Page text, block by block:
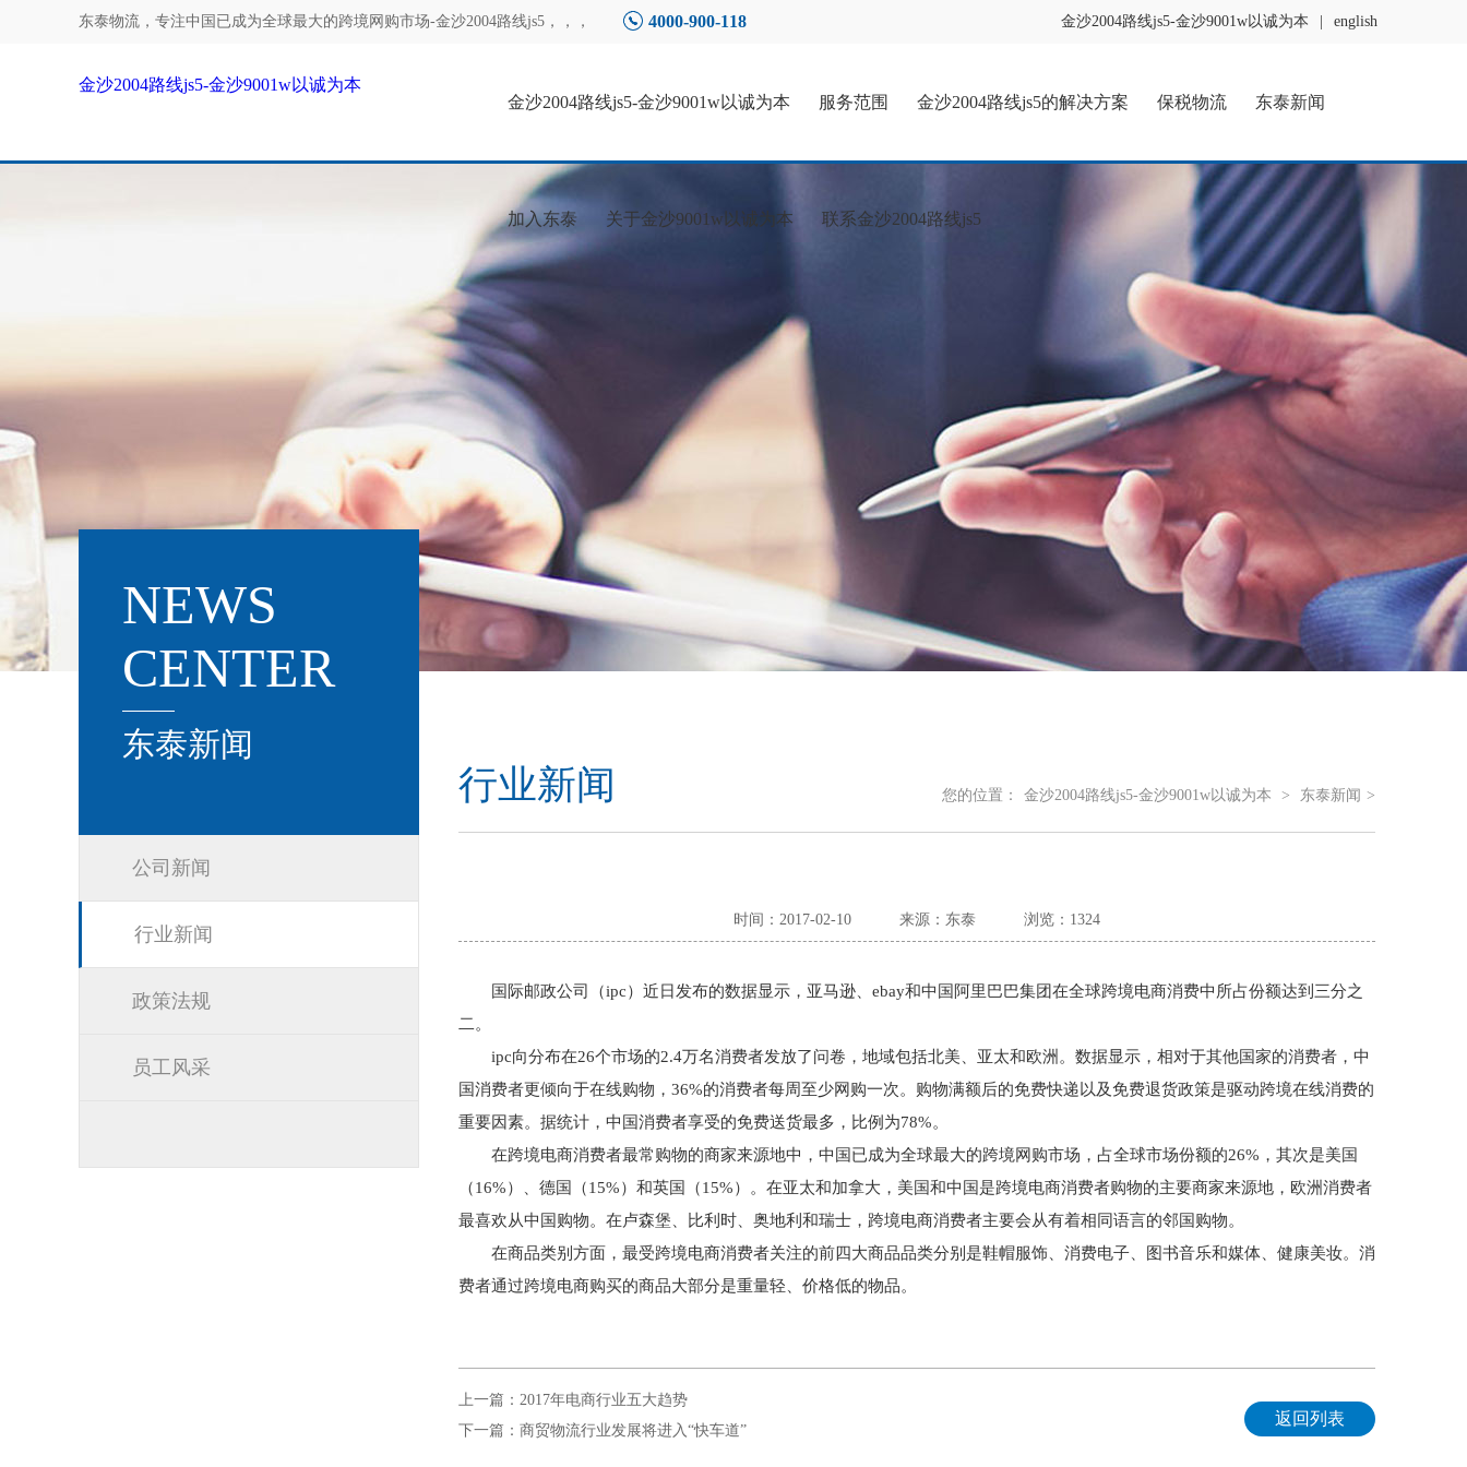
东泰物流，专注中国已成为全球最大的跨境网购市场-金沙2004路线js5 ，，， 4000-900-118 金沙2004路线js5-金沙9001w以诚为本 english
金沙2004路线js5-金沙9001w以诚为本
金沙2004路线js5-金沙9001w以诚为本
服务范围 金沙2004路线js5的解决方案 保税物流 东泰新闻
加入东泰 关于金沙9001w以诚为本 联系金沙2004路线js5
NEWS
CENTER
东泰新闻
公司新闻
行业新闻
政策法规
员工风采
行业新闻 您的位置： 金沙2004路线js5-金沙9001w以诚为本 > 东泰新闻 >
时间：2017-02-10 来源：东泰 浏览：1324
国际邮政公司（ipc）近日发布的数据显示，亚马逊、ebay和中国阿里巴巴集团在全球跨境电商消费中所占份额达到三分之
二。
ipc向分布在26个市场的2.4万名消费者发放了问卷，地域包括北美、亚太和欧洲。数据显示，相对于其他国家的消费者，中
国消费者更倾向于在线购物，36%的消费者每周至少网购一次。购物满额后的免费快递以及免费退货政策是驱动跨境在线消费的
重要因素。据统计，中国消费者享受的免费送货最多，比例为78%。
在跨境电商消费者最常购物的商家来源地中，中国已成为全球最大的跨境网购市场，占全球市场份额的26%，其次是美国
（16%）、德国（15%）和英国（15%）。在亚太和加拿大，美国和中国是跨境电商消费者购物的主要商家来源地，欧洲消费者
最喜欢从中国购物。在卢森堡、比利时、奥地利和瑞士，跨境电商消费者主要会从有着相同语言的邻国购物。
在商品类别方面，最受跨境电商消费者关注的前四大商品品类分别是鞋帽服饰、消费电子、图书音乐和媒体、健康美妆。消
费者通过跨境电商购买的商品大部分是重量轻、价格低的物品。
上一篇：2017年电商行业五大趋势
下一篇：商贸物流行业发展将进入“快车道”
返回列表